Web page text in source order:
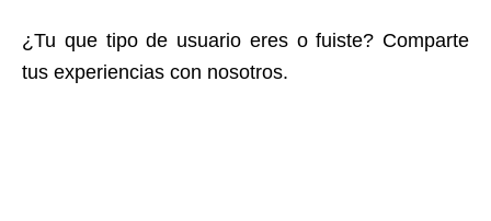
¿Tu que tipo de usuario eres o fuiste? Comparte
tus experiencias con nosotros.